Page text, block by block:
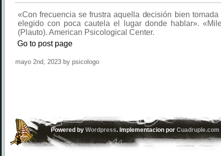
«Con frecuencia se frustra aquella decisión bien
elegido con poca cautela el lugar donde hablar».
(Plauto). American Psicological Center.
Go to post page
mayo 2nd, 2023 by psicologo
Powered byWordpress. Implementacion porCuadruple.com